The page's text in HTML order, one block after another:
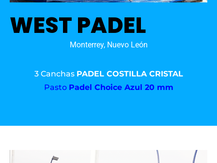
WEST PADEL
Monterrey, Nuevo León
3 Canchas PADEL COSTILLA CRISTAL
Pasto Padel Choice Azul 20 mm